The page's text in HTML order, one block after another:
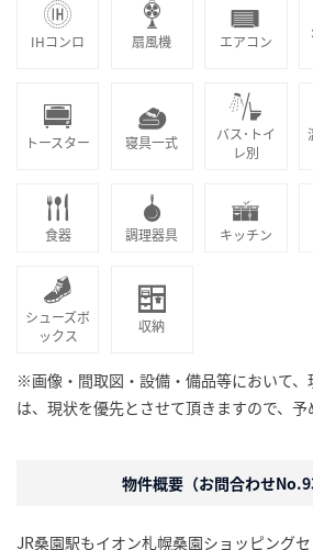
IHコンロ 扇風機 エアコン
トースター 寝具一式
バス･トイ
レ別
食器 調理器具 キッチン
シューズボ
ックス
収納
※画像・間取図・設備・備品等において
は、現状を優先とさせて頂きますので、予
物件概要（お問合わせ
JR桑園駅もイオン札幌桑園ショッピング